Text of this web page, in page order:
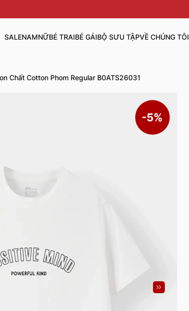
SALENAMNỮBÉ TRAIBÉ GÁIBỘ SƯU TẬPVỀ CHÚNG TÔI
Chất Cotton Phom Regular B0ATS26031
-5%